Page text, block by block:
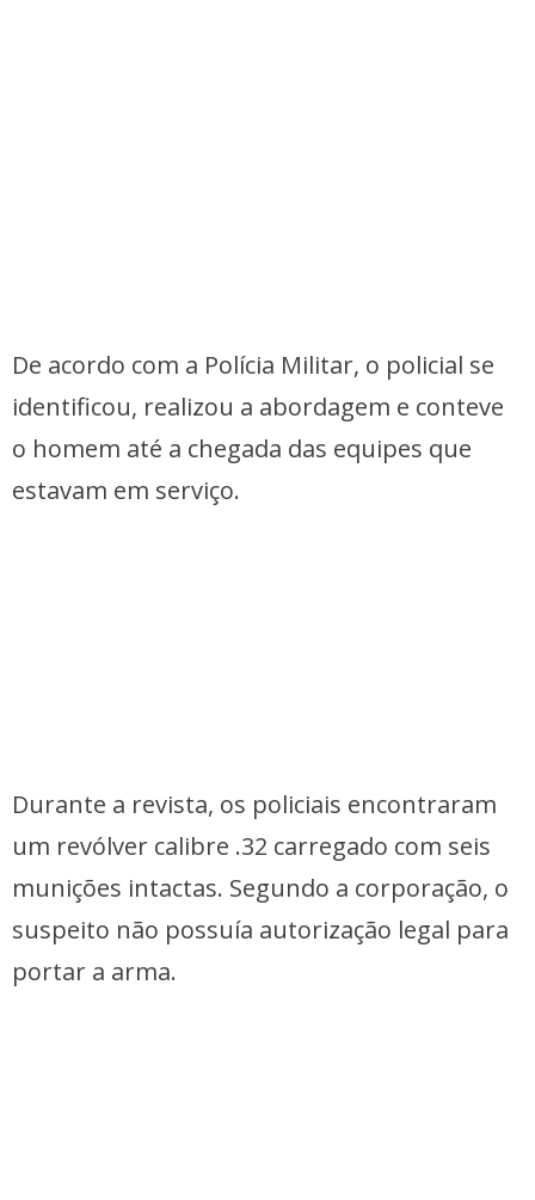
De acordo com a Polícia Militar, o policial se
identificou, realizou a abordagem e conteve
o homem até a chegada das equipes que
estavam em serviço.
Durante a revista, os policiais encontraram
um revólver calibre .32 carregado com seis
munições intactas. Segundo a corporação, o
suspeito não possuía autorização legal para
portar a arma.